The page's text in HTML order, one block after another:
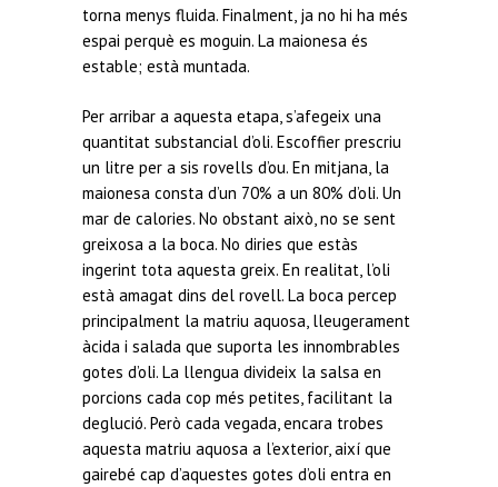
torna menys fluida. Finalment, ja no hi ha més
espai perquè es moguin. La maionesa és
estable; està muntada.
Per arribar a aquesta etapa, s’afegeix una
quantitat substancial d’oli. Escoffier prescriu
un litre per a sis rovells d’ou. En mitjana, la
maionesa consta d’un 70% a un 80% d’oli. Un
mar de calories. No obstant això, no se sent
greixosa a la boca. No diries que estàs
ingerint tota aquesta greix. En realitat, l’oli
està amagat dins del rovell. La boca percep
principalment la matriu aquosa, lleugerament
àcida i salada que suporta les innombrables
gotes d’oli. La llengua divideix la salsa en
porcions cada cop més petites, facilitant la
deglució. Però cada vegada, encara trobes
aquesta matriu aquosa a l’exterior, així que
gairebé cap d’aquestes gotes d’oli entra en